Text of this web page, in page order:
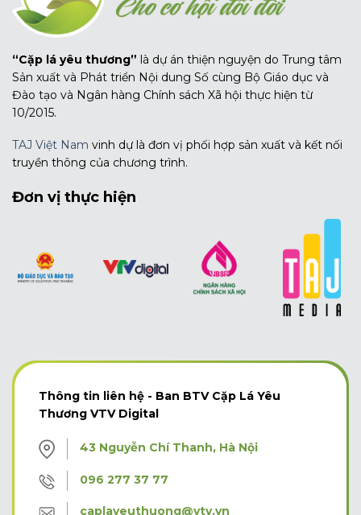
“Cặp lá yêu thương” là dự án thiện nguyện do Trung tâm
Sản xuất và Phát triển Nội dung Số cùng Bộ Giáo dục và
Đào tạo và Ngân hàng Chính sách Xã hội thực hiện từ
10/2015.
TAJ Việt Nam vinh dự là đơn vị phối hợp sản xuất và kết nối
truyền thông của chương trình.
Đơn vị thực hiện
Thông tin liên hệ - Ban BTV Cặp Lá Yêu
Thương VTV Digital
43 Nguyễn Chí Thanh, Hà Nội
096 277 37 77
caplayeuthuong@vtv.vn